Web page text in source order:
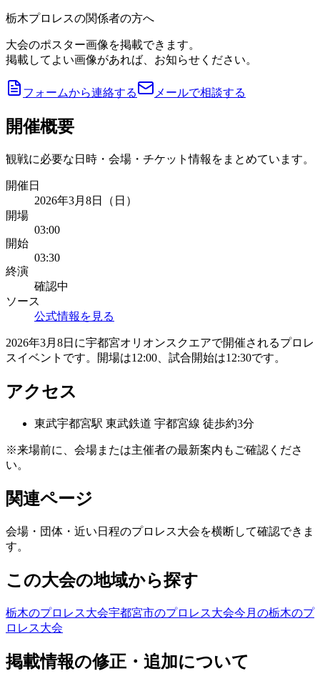
栃木プロレスの関係者の方へ
大会のポスター画像を掲載できます。
掲載してよい画像があれば、お知らせください。
フォームから連絡する メールで相談する
開催概要
観戦に必要な日時・会場・チケット情報をまとめています。
開催日
2026年3月8日（日）
開場
03:00
開始
03:30
終演
確認中
ソース
公式情報を見る
2026年3月8日に宇都宮オリオンスクエアで開催されるプロレ
スイベントです。開場は12:00、試合開始は12:30です。
アクセス
東武宇都宮駅 東武鉄道 宇都宮線 徒歩約3分
※来場前に、会場または主催者の最新案内もご確認くださ
い。
関連ページ
会場・団体・近い日程のプロレス大会を横断して確認できま
す。
この大会の地域から探す
栃木のプロレス大会宇都宮市のプロレス大会今月の栃木のプ
ロレス大会
掲載情報の修正・追加について